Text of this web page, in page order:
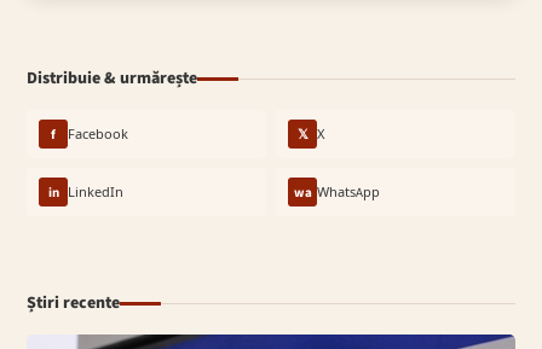
Distribuie & urmărește
f Facebook 𝕏 X
in LinkedIn wa WhatsApp
Știri recente